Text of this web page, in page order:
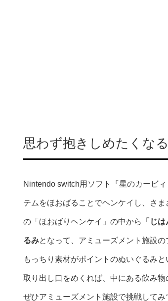
思わず抱きしめたくな
Nintendo switch用ソフト『星のカービ
テムをほおばることでヘンケイし、さ
の「ほおばりヘンケイ」の中から 「じ
るみとなって、アミューズメント施設の
もっちり素材がポイントのぬいぐるみ
取り出し口をめくれば、中にある飲み
ぜひアミューズメント施設で挑戦して